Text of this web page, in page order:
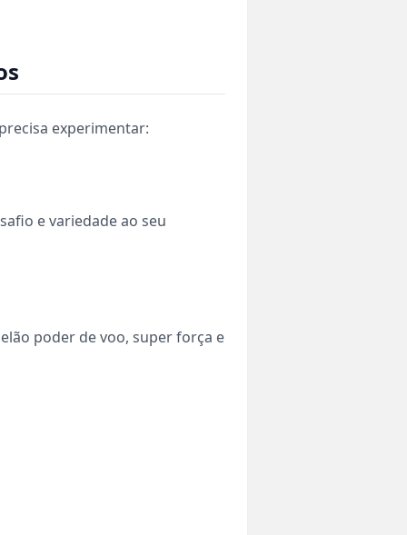
experimentar:
e variedade ao seu
poder de voo, super força e